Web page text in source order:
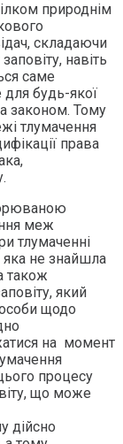
природнім
складаючи
навіть
саме
будь-якої
законом. Тому
тлумачення
права
меж
тлумаченні
яка не знайшла
також
який
щодо
на момент
процесу
що може
дійсно